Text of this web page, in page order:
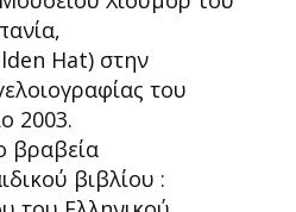
Hat) στην
του
2003.
βραβεία
βιβλίου :